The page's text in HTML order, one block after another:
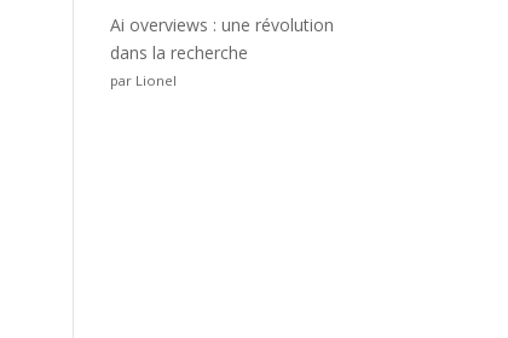
Ai overviews : une révolution
dans la recherche
par Lionel